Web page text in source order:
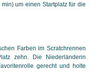
um einen Startplatz für die
Farben im Scratch­rennen
zehn. Die Niederländerin
gerecht und holte